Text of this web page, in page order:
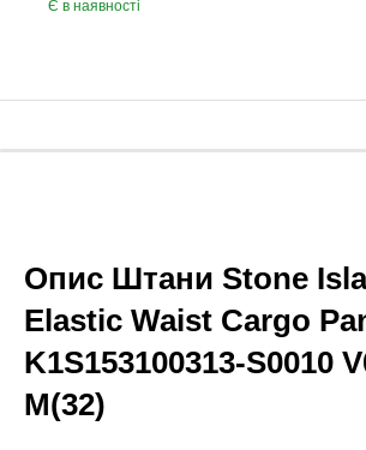
Є в наявності
Опис Штани Stone
Elastic Waist Cargo
K1S153100313-S0010
M(32)